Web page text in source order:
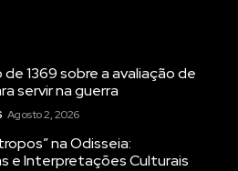
1369 sobre a avaliação de
servir na guerra
Agosto 2, 2026
na Odisseia:
e Interpretações Culturais